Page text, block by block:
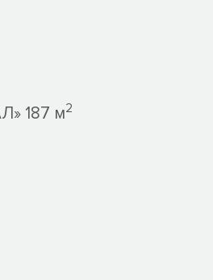
187 м2